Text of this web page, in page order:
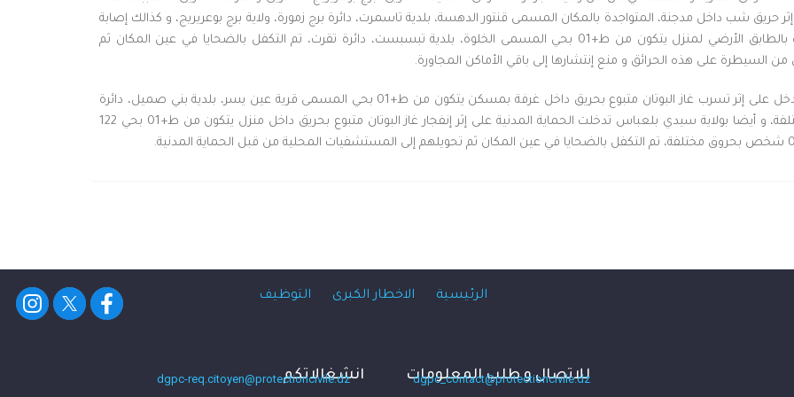
على إثر حريق شب داخل مدجنة، المتواجدة بالمكان المسمى قنتور الدهسة، بلدية تاسمرت، دائرة برج زمورة، ولاية برج بوعريريج، و كذالك إصابة
01 شخص بحروق طفيفة على إثر حريق شب داخل مرأب بالطابق الأرضي لمنزل يتكون من ط+01 بحي المسمى الخلوة، بلدية تبسبست، دائرة تقرت، تم التكفل بالضحايا في عين المكان ثم
السيطرة على هذه الحرائق و منع إنتشارها إلى باقي الأماكن المجاورة.
كما قامت مصالح الحماية المدنية لولاية تلمسان بالتدخل على إثر تسرب غاز البوتان متبوع بحريق داخل غرفة بمسكن يتكون من ط+01 بحي المسمى قرية عين يسر، بلدية بني صميل، دائرة
أولاد ميمون، تم تسجيل إصابة (02) شخصين بحروق مختلفة، و أيضا بولاية سيدي بلعباس تدخلت الحماية المدنية على إثر إنفجار غاز البوتان متبوع بحريق داخل منزل يتكون من ط+01 بحي 122
الرئيسية الاخطار الكبرى التوظيف
للاتصال و طلب المعلومات
dgpc_contact@protectioncivile.dz انشغالاتكم
dgpc-req.citoyen@protectioncivile.dz